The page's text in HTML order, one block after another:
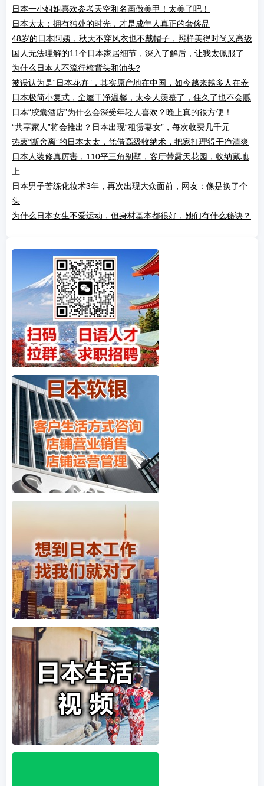
日本一小姐姐喜欢参考天空和名画做美甲！太美了吧！
日本太太：拥有独处的时光，才是成年人真正的奢侈品
48岁的日本阿姨，秋天不穿风衣也不戴帽子，照样美得时尚又高级
国人无法理解的11个日本家居细节，深入了解后，让我太佩服了
为什么日本人不流行梳背头和油头?
被误认为是“日本花卉”，其实原产地在中国，如今越来越多人在养
日本极简小复式，全屋干净温馨，太令人羡慕了，住久了也不会腻
日本“胶囊酒店”为什么会深受年轻人喜欢？晚上真的很方便！
“共享家人”将会推出？日本出现“租赁妻女”，每次收费几千元
热衷“断舍离”的日本太太，凭借高级收纳术，把家打理得干净清爽
日本人装修真厉害，110平三角别墅，客厅带露天花园，收纳藏地
上
日本男子苦练化妆术3年，再次出现大众面前，网友：像是换了个
头
为什么日本女生不爱运动，但身材基本都很好，她们有什么秘诀？